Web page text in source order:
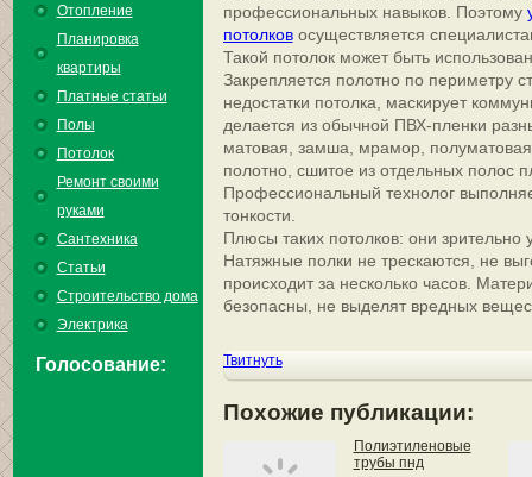
Отопление
Планировка
квартиры
Платные статьи
Полы
Потолок
Ремонт своими
руками
Сантехника
Статьи
Строительство дома
Электрика
Голосование:
профессиональных навыков. Поэтому
потолковосуществляется
Такой потолок может быть
Закрепляется полотно по периметру
недостатки потолка, маскирует
делается из обычной ПВХ-пленки
матовая, замша, мрамор,
полотно, сшитое из отдельных полос
Профессиональный технолог
тонкости.
Плюсы таких потолков: они
Натяжные полки не трескаются, не
происходит за несколько часов.
безопасны, не выделят вредных
Твитнуть
Похожие публикации:
Полиэтиленовые
трубы пнд